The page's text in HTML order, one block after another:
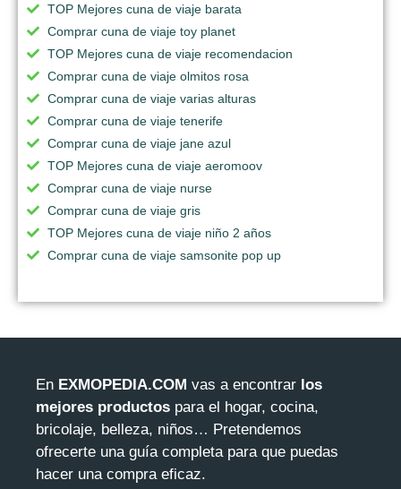
TOP Mejores cuna de viaje barata
Comprar cuna de viaje toy planet
TOP Mejores cuna de viaje recomendacion
Comprar cuna de viaje olmitos rosa
Comprar cuna de viaje varias alturas
Comprar cuna de viaje tenerife
Comprar cuna de viaje jane azul
TOP Mejores cuna de viaje aeromoov
Comprar cuna de viaje nurse
Comprar cuna de viaje gris
TOP Mejores cuna de viaje niño 2 años
Comprar cuna de viaje samsonite pop up
En EXMOPEDIA.COM vas a encontrar los
mejores productos para el hogar, cocina,
bricolaje, belleza, niños… Pretendemos
ofrecerte una guía completa para que puedas
hacer una compra eficaz.